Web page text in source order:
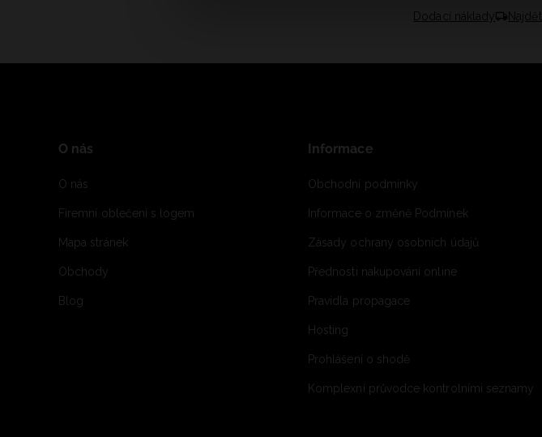
Dodací náklady
O nás
O nás
Firemní oblečení s logem
Mapa stránek
Obchody
Blog
Informace
Obchodní podmínky
Informace o změně Podmínek
Zásady ochrany osobních údajů
Přednosti nakupování online
Pravidla propagace
Hosting
Prohlášení o shodě
Komplexní průvodce kontrolními seznamy